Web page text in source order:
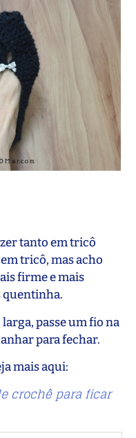
tanto em tricô
tricô, mas acho
firme e mais
quentinha.
passe um fio na
para fechar.
mais aqui:
crochê para ficar